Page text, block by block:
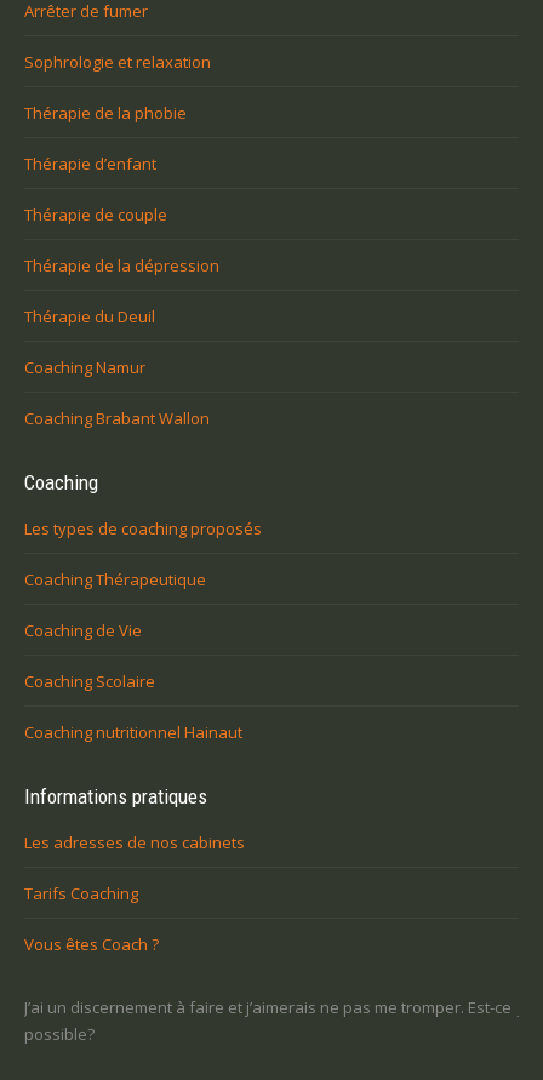
Arrêter de fumer
Sophrologie et relaxation
Thérapie de la phobie
Thérapie d’enfant
Thérapie de couple
Thérapie de la dépression
Thérapie du Deuil
Coaching Namur
Coaching Brabant Wallon
Coaching
Les types de coaching proposés
Coaching Thérapeutique
Coaching de Vie
Coaching Scolaire
Coaching nutritionnel Hainaut
Informations pratiques
Les adresses de nos cabinets
Tarifs Coaching
Vous êtes Coach ?
J’ai un discernement à faire et j’aimerais ne pas me tromper. Est-ce
possible?